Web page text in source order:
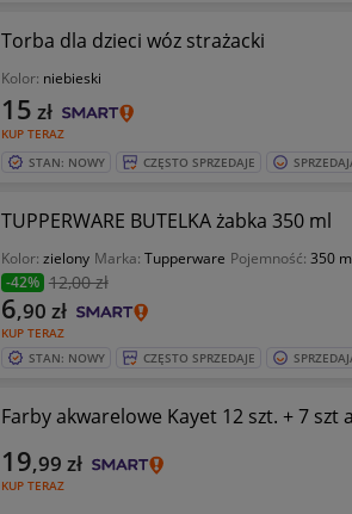
Torba dla dzieci wóz strażacki
Kolor: niebieski
KUP TERAZ
15 zł
STAN: NOWY CZĘSTO SPRZEDAJE
TUPPERWARE BUTELKA żabka 350 ml
Kolor: zielony Marka: Tupperware Pojemność: 350
-42% 12,00 zł
KUP TERAZ
6,90 zł
STAN: NOWY CZĘSTO SPRZEDAJE
Farby akwarelowe Kayet 12 szt. + 7
KUP TERAZ
19,99 zł